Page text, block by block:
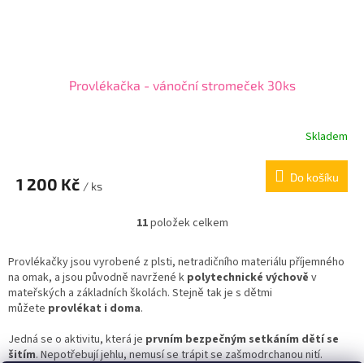
Provlékačka - vánoční stromeček 30ks
Skladem
1 200 Kč / ks
Do košíku
O
l
á
d
í
p
11položek celkem
Provlékačky jsou vyrobené z plsti, netradičního materiálu příjemného
na omak, a jsou původně navržené k polytechnické výchově v
mateřských a základních školách. Stejně tak je s dětmi
můžete provlékat i doma.
Jedná se o aktivitu, která je prvním bezpečným setkáním dětí se
šitím. Nepotřebují jehlu, nemusí se trápit se zašmodrchanou nití.